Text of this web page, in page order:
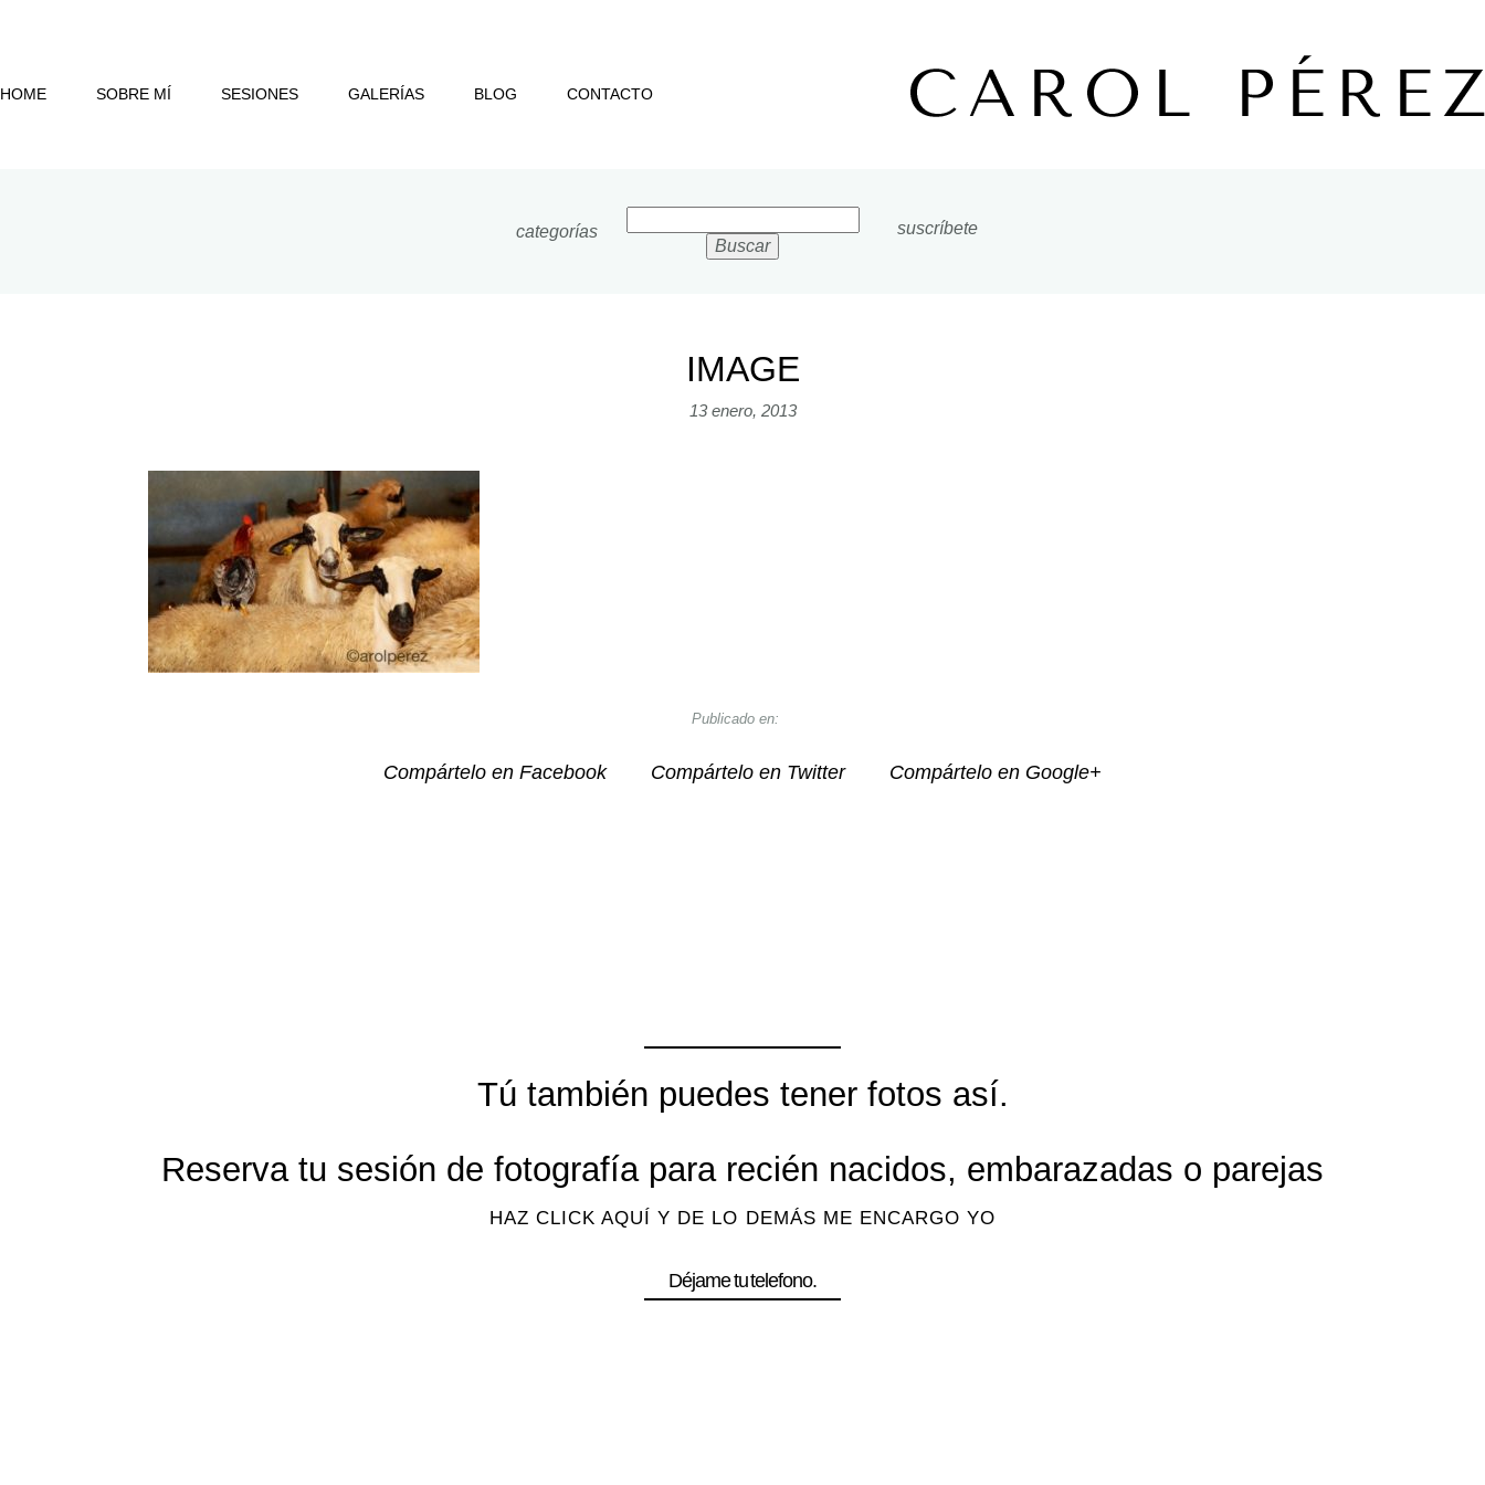
HOME SOBRE MÍ SESIONES GALERÍAS BLOG CONTACTO
categorías suscríbete
IMAGE
13 enero, 2013
Publicado en:
Compártelo en Facebook Compártelo en Twitter Compártelo en Google+
Tú también puedes tener fotos así.
Reserva tu sesión de fotografía para recién nacidos, embarazadas o parejas
HAZ CLICK AQUÍ Y DE LO DEMÁS ME ENCARGO YO
Déjame tu telefono.